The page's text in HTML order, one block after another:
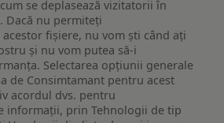
se deplasează vizitatorii în
Dacă nu permiteți
acestor fișiere, nu vom ști când ați
și nu vom putea să-i
Selectarea opțiunii generale
de Consimtamant pentru acest
acordul dvs. pentru
informații, prin Tehnologii de tip